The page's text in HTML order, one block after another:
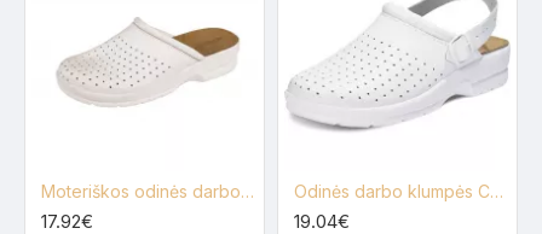
Moteriškos odinės darbo klumpės Cerva Taruca, 36-41 d.
17.92€
Odinės darbo klumpės Cerva Tanoha, 36-41 d.
19.04€